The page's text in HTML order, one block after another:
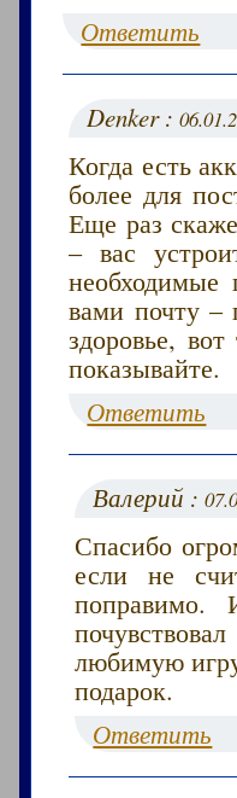
Ответить
Denker :
Когда есть
более для
Еще раз
– вас
необходимые
вами почту –
здоровье,
показывайте.
Ответить
Валерий :
Спасибо
если не
любимую
подарок.
Ответить